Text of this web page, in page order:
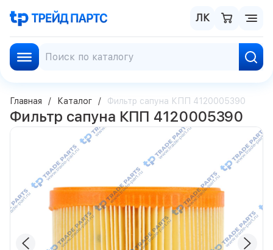
ЛК
Главная Каталог Фильтр сапуна КПП 4120005390
Фильтр сапуна КПП 4120005390